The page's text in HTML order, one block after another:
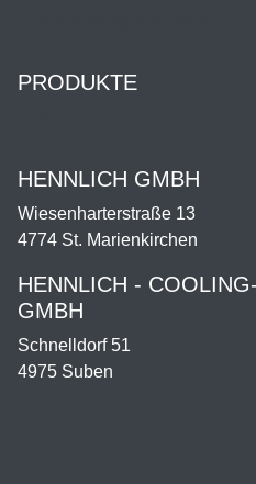
PRODUKTE
HENNLICH GMBH
Wiesenharterstraße 13
4774 St. Marienkirchen
HENNLICH -
GMBH
Schnelldorf 51
4975 Suben